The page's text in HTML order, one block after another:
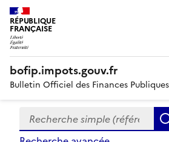
RÉPUBLIQUE
FRANÇAISE
bofip.impots.gouv.fr
Bulletin Officiel des Finances
Formulaire
de
Recherche simple (références,